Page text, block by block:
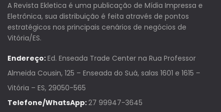
A Revista Ekletica é uma publicação de Mídia Impressa e
Eletrônica, sua distribuição é feita através de pontos
estratégicos nos principais cenários de negócios de
Vitória/ES.
Endereço:Ed. Enseada Trade Center na Rua Professor
Almeida Cousin, 125 – Enseada do Suá, salas 1601 e 1615 –
Vitória – ES, 29050-565
Telefone/WhatsApp:27 99947-3645